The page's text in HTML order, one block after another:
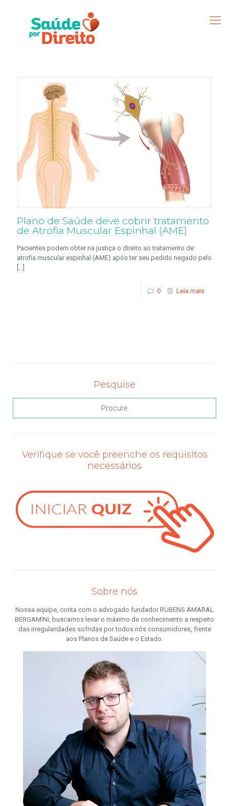
Plano de Saúde deve cobrir tratamento
de Atrofia Muscular Espinhal (AME)
Pacientes podem obter na justiça o direito ao tratamento de
atrofia muscular espinhal (AME) após ter seu pedido negado pelo
0 Leia mais
Pesquise
Verifique se você preenche os requisitos
necessários
Sobre nós
Nossa equipe, conta com o advogado fundador RUBENS AMARAL
BERGAMINI, buscamos levar o máximo de conhecimento a respeito
das irregularidades sofridas por todos nós consumidores, frente
aos Planos de Saúde e o Estado.